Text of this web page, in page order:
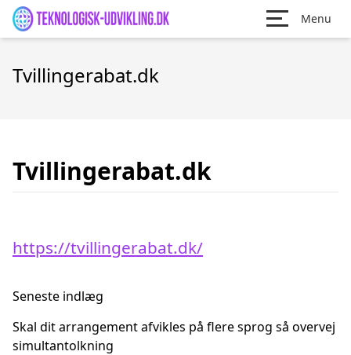
Menu
Tvillingerabat.dk
Tvillingerabat.dk
https://tvillingerabat.dk/
Seneste indlæg
Skal dit arrangement afvikles på flere sprog så overvej
simultantolkning